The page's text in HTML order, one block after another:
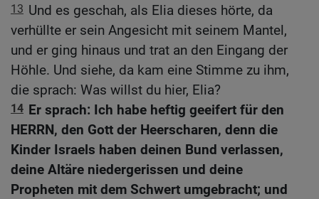
13 Und es geschah, als Elia dieses hörte, da
verhüllte er sein Angesicht mit seinem Mantel,
und er ging hinaus und trat an den Eingang der
Höhle. Und siehe, da kam eine Stimme zu ihm,
die sprach: Was willst du hier, Elia?
14 Er sprach: Ich habe heftig geeifert für den
HERRN, den Gott der Heerscharen, denn die
Kinder Israels haben deinen Bund verlassen,
deine Altäre niedergerissen und deine
Propheten mit dem Schwert umgebracht; und